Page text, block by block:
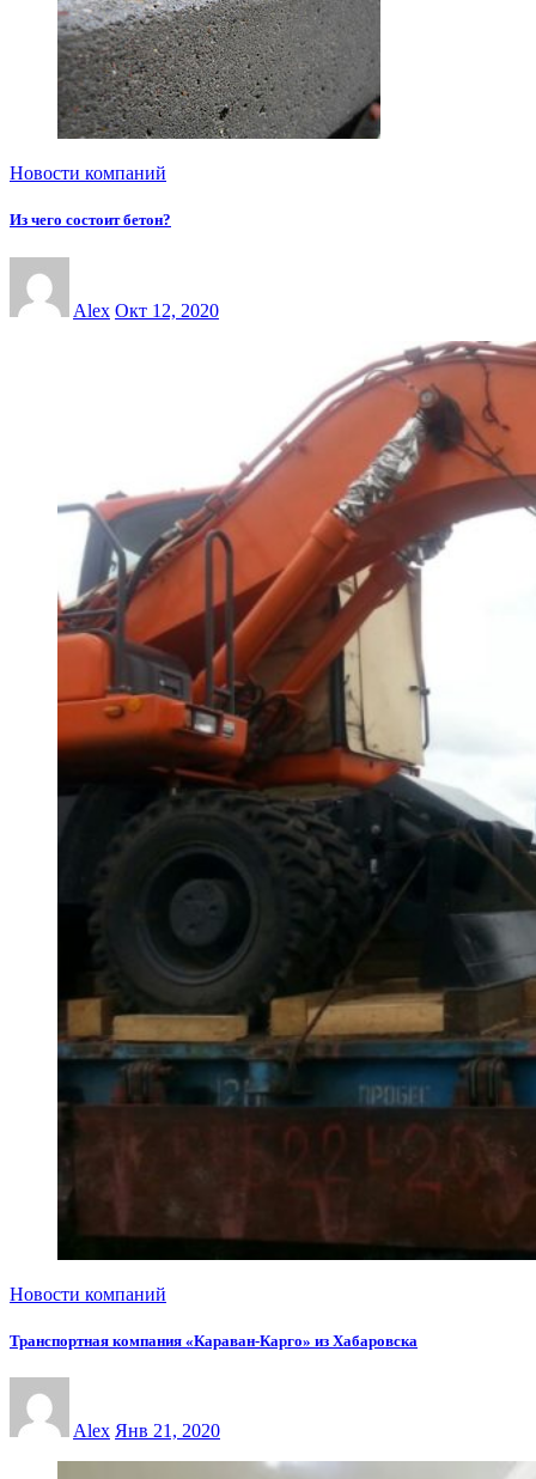
Новости компаний
Из чего состоит бетон?
Alex Окт 12, 2020
Новости компаний
Транспортная компания «Караван-Карго» из Хабаровска
Alex Янв 21, 2020